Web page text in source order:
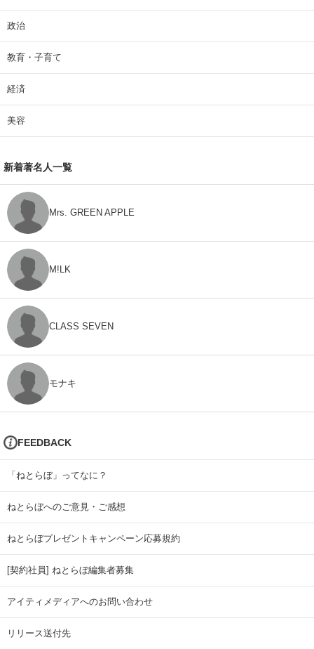
政治
教育・子育て
経済
美容
新着著名人一覧
Mrs. GREEN APPLE
M!LK
CLASS SEVEN
モナキ
FEEDBACK
「ねとらぼ」ってなに？
ねとらぼへのご意見・ご感想
ねとらぼプレゼントキャンペーン応募規約
[契約社員] ねとらぼ編集者募集
アイティメディアへのお問い合わせ
リリース送付先